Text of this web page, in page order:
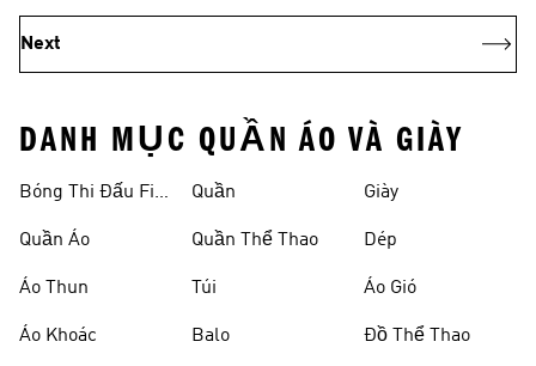
Next
DANH MỤC QUẦN ÁO VÀ GIÀY
Bóng Thi Đấu Fifa
Quần Áo
Áo Thun
Áo Khoác
Quần
Quần Thể Thao
Túi
Balo
Giày
Dép
Áo Gió
Đồ Thể Thao